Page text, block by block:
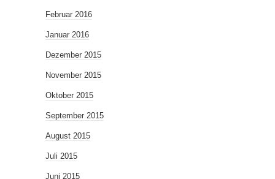
Februar 2016
Januar 2016
Dezember 2015
November 2015
Oktober 2015
September 2015
August 2015
Juli 2015
Juni 2015